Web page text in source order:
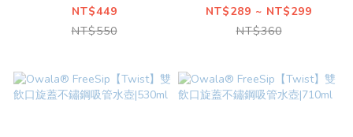
NT$449
NT$550
別款】20oz/28oz | 奶
茶
NT$289 ~ NT$299
NT$360